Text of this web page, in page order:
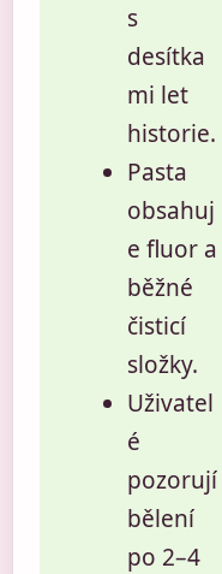
s
desítka
mi let
historie.
Pasta
obsahuj
e fluor a
běžné
čisticí
složky.
Uživatel
é
pozorují
bělení
po 2–4